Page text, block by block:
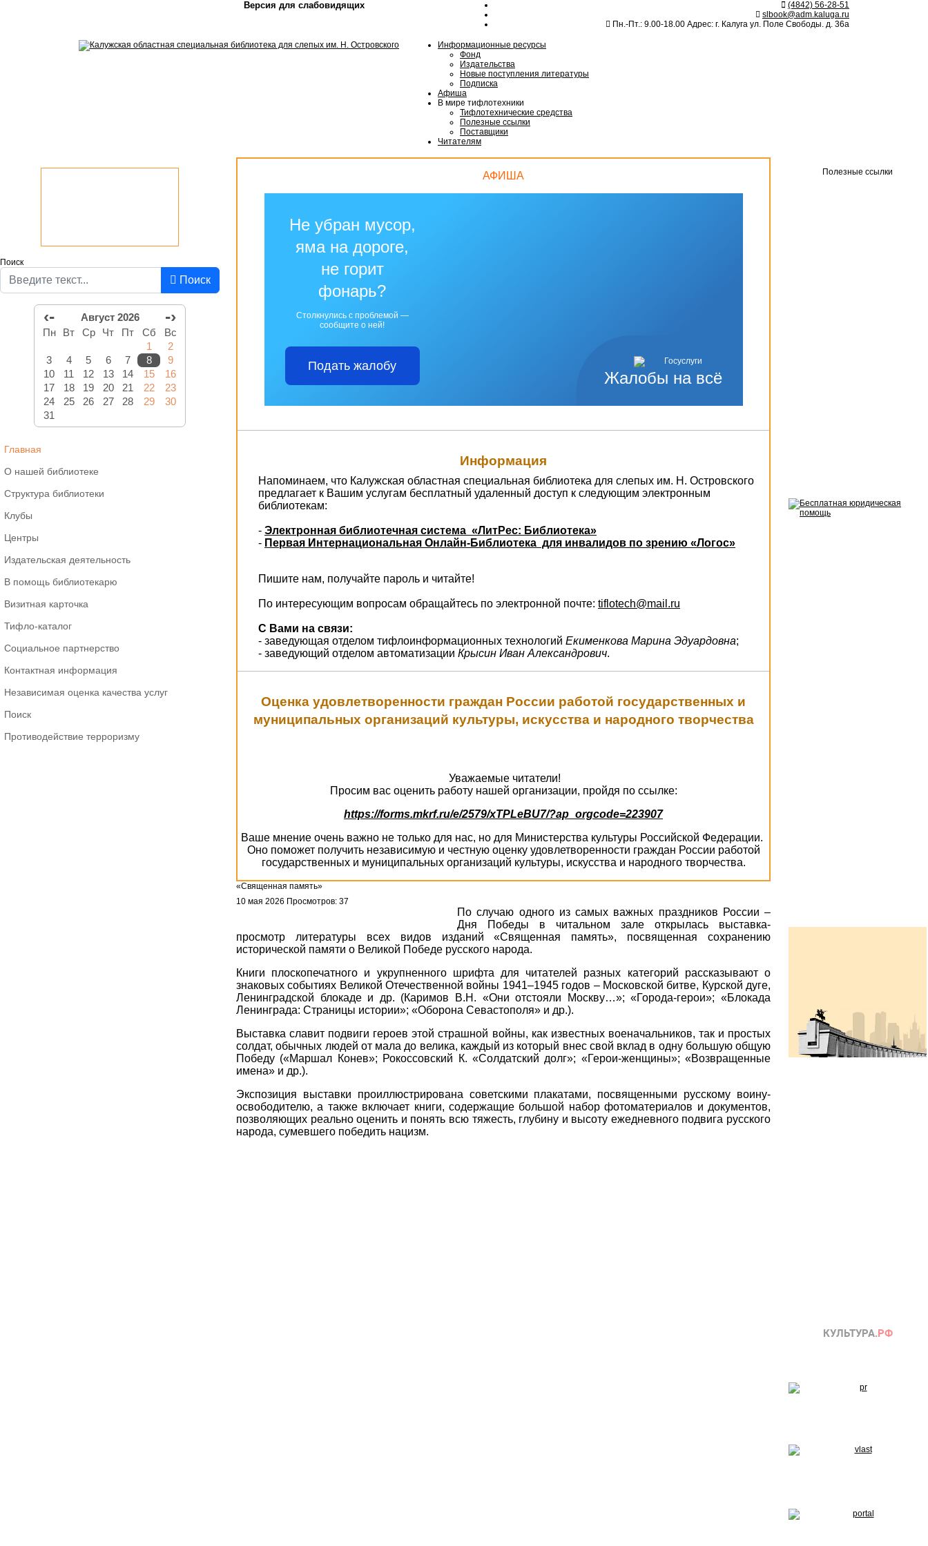
Версия для слабовидящих
(4842) 56-28-51
slbook@adm.kaluga.ru
Пн.-Пт.: 9.00-18.00 Адрес: г. Калуга ул. Поле Свободы. д. 36а
Информационные ресурсы
Фонд
Издательства
Новые поступления литературы
Подписка
Афиша
В мире тифлотехники
Тифлотехнические средства
Полезные ссылки
Поставщики
Читателям
Поиск
Поиск
‹- Август 2026 -›
Пн Вт Ср Чт Пт Сб
Вс
1
2
3
4 5 6 7 8
9
10
11 12 13 14 15
16
17
18 19 20 21 22
23
24
25 26 27 28 29
30
31
Главная
О нашей библиотеке
Структура библиотеки
Клубы
Центры
Издательская деятельность
В помощь библиотекарю
Визитная карточка
Тифло-каталог
Социальное партнерство
Контактная информация
Независимая оценка качества услуг
Поиск
Противодействие терроризму
АФИША
Жалобы на всё
Не убран мусор,
яма на дороге,
не горит
фонарь?
Столкнулись с проблемой —
сообщите о ней!
Подать жалобу
Информация
Напоминаем, что Калужская областная специальная библиотека для слепых им. Н. Островского
предлагает к Вашим услугам бесплатный удаленный доступ к следующим электронным
библиотекам:
- Электронная библиотечная система «ЛитРес: Библиотека»
- Первая Интернациональная Онлайн-Библиотека для инвалидов по зрению «Логос»
Пишите нам, получайте пароль и читайте!
По интересующим вопросам обращайтесь по электронной почте: tiflotech@mail.ru
С Вами на связи:
- заведующая отделом тифлоинформационных технологий Екименкова Марина Эдуардовна;
- заведующий отделом автоматизации Крысин Иван Александрович.
Оценка удовлетворенности граждан России работой государственных и
муниципальных организаций культуры, искусства и народного творчества
Уважаемые читатели!
Просим вас оценить работу нашей организации, пройдя по ссылке:
https://forms.mkrf.ru/e/2579/xTPLeBU7/?ap_orgcode=223907
Ваше мнение очень важно не только для нас, но для Министерства культуры Российской Федерации.
Оно поможет получить независимую и честную оценку удовлетворенности граждан России работой
государственных и муниципальных организаций культуры, искусства и народного творчества.
«Священная память»
10 мая 2026 Просмотров: 37
По случаю одного из самых важных праздников России –
Дня Победы в читальном зале открылась выставка-
просмотр литературы всех видов изданий «Священная память», посвященная сохранению
исторической памяти о Великой Победе русского народа.
Книги плоскопечатного и укрупненного шрифта для читателей разных категорий рассказывают о
знаковых событиях Великой Отечественной войны 1941–1945 годов – Московской битве, Курской дуге,
Ленинградской блокаде и др. (Каримов В.Н. «Они отстояли Москву…»; «Города-герои»; «Блокада
Ленинграда: Страницы истории»; «Оборона Севастополя» и др.).
Выставка славит подвиги героев этой страшной войны, как известных военачальников, так и простых
солдат, обычных людей от мала до велика, каждый из который внес свой вклад в одну большую общую
Победу («Маршал Конев»; Рокоссовский К. «Солдатский долг»; «Герои-женщины»; «Возвращенные
имена» и др.).
Экспозиция выставки проиллюстрирована советскими плакатами, посвященными русскому воину-
освободителю, а также включает книги, содержащие большой набор фотоматериалов и документов,
позволяющих реально оценить и понять всю тяжесть, глубину и высоту ежедневного подвига русского
народа, сумевшего победить нацизм.
Полезные ссылки